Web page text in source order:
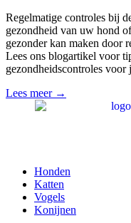
Regelmatige controles bij
gezondheid van uw hond
gezonder kan maken door
Lees ons blogartikel voor
gezondheidscontroles voor
Lees meer →
Honden
Katten
Vogels
Konijnen